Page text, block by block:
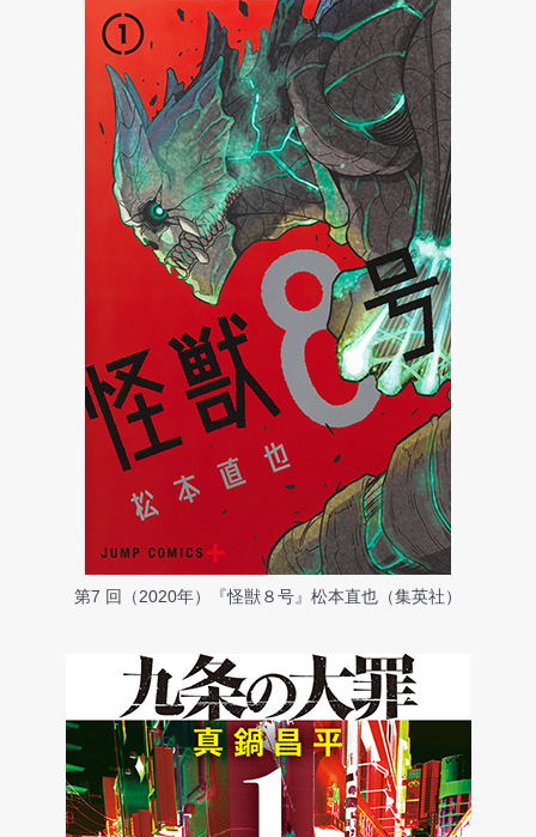
第7 回（2020年）『怪獣８号』松本直也（集英社）